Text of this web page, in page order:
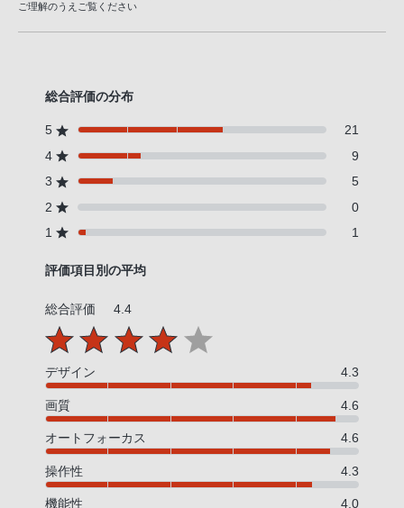
ご理解のうえご覧ください
総合評価の分布
5
21
4
9
3
5
2
0
1
1
評価項目別の平均
総合評価 4.4
デザイン 4.3
画質 4.6
オートフォーカス 4.6
操作性 4.3
機能性 4.0